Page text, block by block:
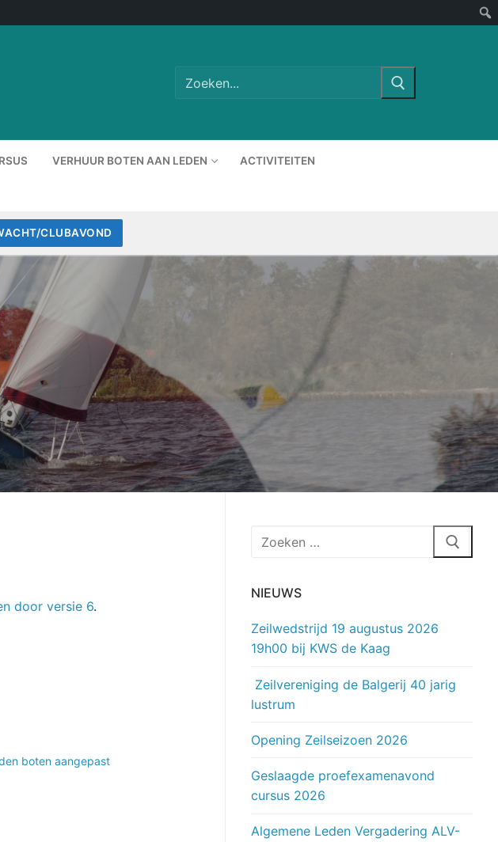
Zoeken
naar:
VERHUUR BOTEN AAN LEDEN ACTIVITEITEN
CLUBAVOND
door versie 6.
boten aangepast
Zoeken
NIEUWS
Zeilwedstrijd 19 augustus 2026
19h00 bij KWS de Kaag
Zeilvereniging de Balgerij 40 jarig
lustrum
Opening Zeilseizoen 2026
Geslaagde proefexamenavond
cursus 2026
Algemene Leden Vergadering ALV-